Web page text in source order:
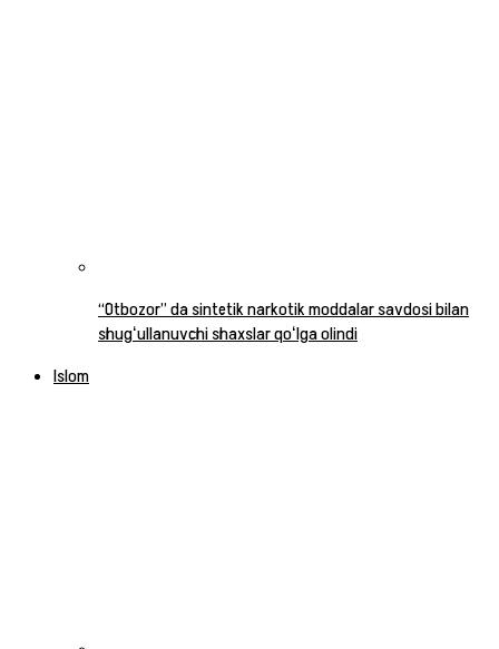
“Otbozor” da sintetik narkotik moddalar savdosi bilan
shugʻullanuvchi shaxslar qoʻlga olindi
Islom